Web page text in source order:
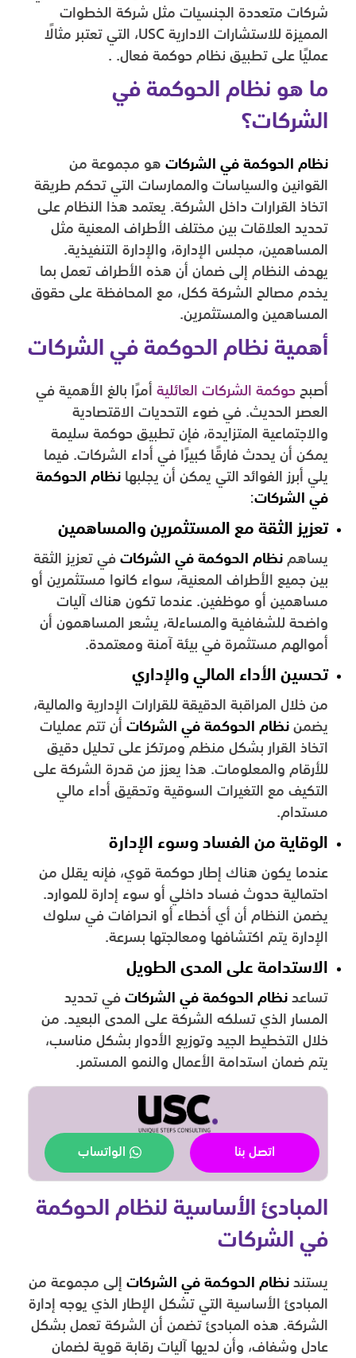
شركات متعددة الجنسيات مثل شركة الخطوات
المميزة للاستشارات الادارية USC، التي تعتبر مثالًا
عمليًا على تطبيق نظام حوكمة فعال. .
ما هو نظام الحوكمة في
الشركات؟
نظام الحوكمة في الشركات هو مجموعة من
القوانين والسياسات والممارسات التي تحكم طريقة
اتخاذ القرارات داخل الشركة. يعتمد هذا النظام على
تحديد العلاقات بين مختلف الأطراف المعنية مثل
المساهمين، مجلس الإدارة، والإدارة التنفيذية.
يهدف النظام إلى ضمان أن هذه الأطراف تعمل بما
يخدم مصالح الشركة ككل، مع المحافظة على حقوق
المساهمين والمستثمرين.
أهمية نظام الحوكمة في الشركات
أصبح حوكمة الشركات العائلية أمرًا بالغ الأهمية في
العصر الحديث. في ضوء التحديات الاقتصادية
والاجتماعية المتزايدة، فإن تطبيق حوكمة سليمة
يمكن أن يحدث فارقًا كبيرًا في أداء الشركات. فيما
يلي أبرز الفوائد التي يمكن أن يجلبها نظام الحوكمة
في الشركات:
تعزيز الثقة مع المستثمرين والمساهمين
يساهم نظام الحوكمة في الشركات في تعزيز الثقة
بين جميع الأطراف المعنية، سواء كانوا مستثمرين أو
مساهمين أو موظفين. عندما تكون هناك آليات
واضحة للشفافية والمساءلة، يشعر المساهمون أن
أموالهم مستثمرة في بيئة آمنة ومعتمدة.
تحسين الأداء المالي والإداري
من خلال المراقبة الدقيقة للقرارات الإدارية والمالية،
يضمن نظام الحوكمة في الشركات أن تتم عمليات
اتخاذ القرار بشكل منظم ومرتكز على تحليل دقيق
للأرقام والمعلومات. هذا يعزز من قدرة الشركة على
التكيف مع التغيرات السوقية وتحقيق أداء مالي
مستدام.
الوقاية من الفساد وسوء الإدارة
عندما يكون هناك إطار حوكمة قوي، فإنه يقلل من
احتمالية حدوث فساد داخلي أو سوء إدارة للموارد.
يضمن النظام أن أي أخطاء أو انحرافات في سلوك
الإدارة يتم اكتشافها ومعالجتها بسرعة.
الاستدامة على المدى الطويل
تساعد نظام الحوكمة في الشركات في تحديد
المسار الذي تسلكه الشركة على المدى البعيد. من
خلال التخطيط الجيد وتوزيع الأدوار بشكل مناسب،
يتم ضمان استدامة الأعمال والنمو المستمر.
اتصل بنا الواتساب
المبادئ الأساسية لنظام الحوكمة
في الشركات
يستند نظام الحوكمة في الشركات إلى مجموعة من
المبادئ الأساسية التي تشكل الإطار الذي يوجه إدارة
الشركة. هذه المبادئ تضمن أن الشركة تعمل بشكل
عادل وشفاف، وأن لديها آليات رقابة قوية لضمان